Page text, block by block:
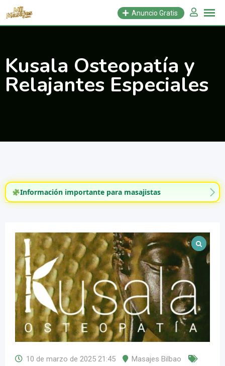
Saltar
Anuncio Gratis
Kusala Osteopatía y
Relajantes Especiales
Información importante para masajistas
10 de marzo de 2025 21:45
Masajes Bilbao